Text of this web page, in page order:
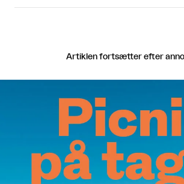
Artiklen fortsætter efter